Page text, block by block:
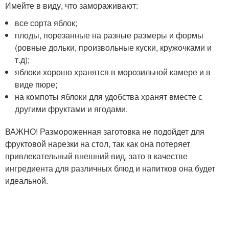
Имейте в виду, что замораживают:
все сорта яблок;
плоды, порезанные на разные размеры и формы
(ровные дольки, произвольные куски, кружочками и
т.д);
яблоки хорошо хранятся в морозильной камере и в
виде пюре;
на компоты яблоки для удобства хранят вместе с
другими фруктами и ягодами.
ВАЖНО! Размороженная заготовка не подойдет для
фруктовой нарезки на стол, так как она потеряет
привлекательный внешний вид, зато в качестве
ингредиента для различных блюд и напитков она будет
идеальной.